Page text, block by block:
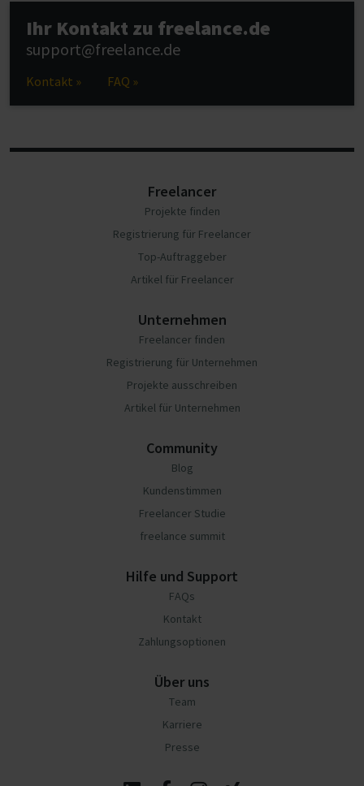
Ihr Kontakt zu freelance.de
support@freelance.de
Kontakt » FAQ »
Freelancer
Projekte finden
Registrierung für Freelancer
Top-Auftraggeber
Artikel für Freelancer
Unternehmen
Freelancer finden
Registrierung für Unternehmen
Projekte ausschreiben
Artikel für Unternehmen
Community
Blog
Kundenstimmen
Freelancer Studie
freelance summit
Hilfe und Support
FAQs
Kontakt
Zahlungsoptionen
Über uns
Team
Karriere
Presse